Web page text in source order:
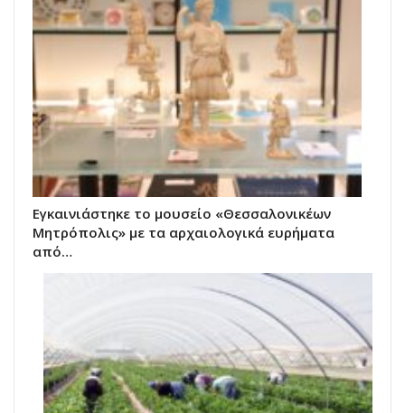
Εγκαινιάστηκε το μουσείο «Θεσσαλονικέων
Μητρόπολις» με τα αρχαιολογικά ευρήματα
από…